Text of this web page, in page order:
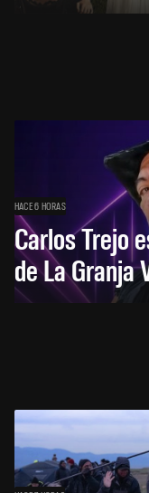
HACE 6 HORAS
Carlos Trejo
de La Granja